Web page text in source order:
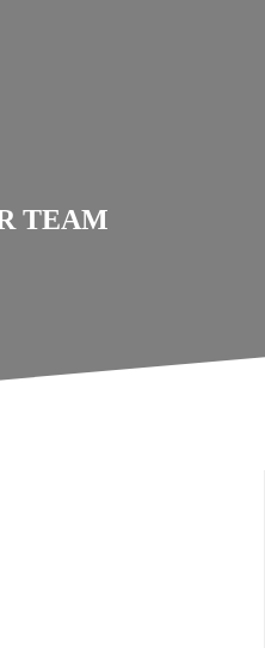
TEAM